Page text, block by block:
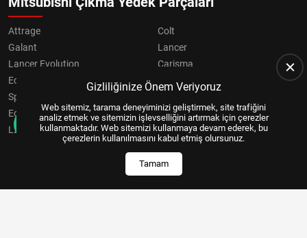
Attrage
Colt
Galant
Lancer
Lancer Evolution
Carisma
Eclipse
Grandis
Space Star
Eclipse Cross
OUTLANDER
L200
Pajero
Gizliliğinize Önem Veriyoruz
Web sitemiz, tarama deneyiminizi geliştirmek, site trafiğini
analiz etmek ve sitemizin işlevselliğini artırmak için çerezler
kullanmaktadır. Web sitemizi kullanmaya devam ederek, bu
çerezlerin kullanılmasını kabul etmiş olursunuz.
Tamam